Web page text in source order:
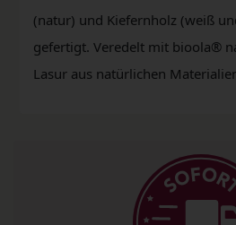
(natur) und Kiefernholz (weiß
gefertigt. Veredelt mit bioola®
Lasur aus natürlichen